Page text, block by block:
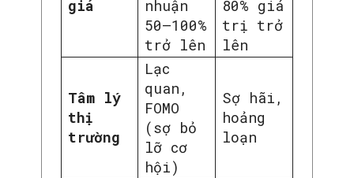
giá
nhuận
50–100%
trở lên
80% giá
trị trở
lên
Tâm lý
thị
trường
Lạc
quan,
FOMO
(sợ bỏ
lỡ cơ
hội)
Sợ hãi,
hoảng
loạn